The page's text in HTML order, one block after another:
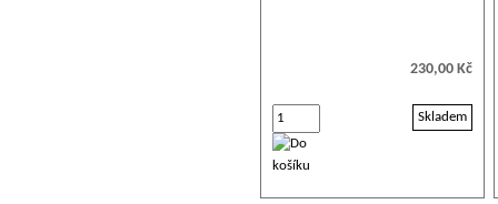
230,00 Kč
Skladem